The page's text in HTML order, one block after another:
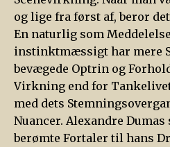
og lige fra først af, beror
En naturlig som
instinktmæssigt har mere
bevægede Optrin og
Virkning end for
med dets
Nuancer. Alexandre Dumas
berømte Fortaler til hans